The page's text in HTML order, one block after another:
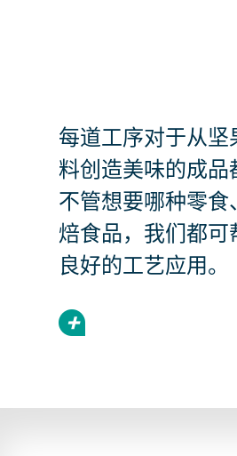
每道工序对于从坚
料创造美味的成品
不管想要哪种零食
焙食品，我们都可
良好的工艺应用。
+